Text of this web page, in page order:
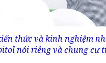
thức và kinh nghiệm
nói riêng và chung cư